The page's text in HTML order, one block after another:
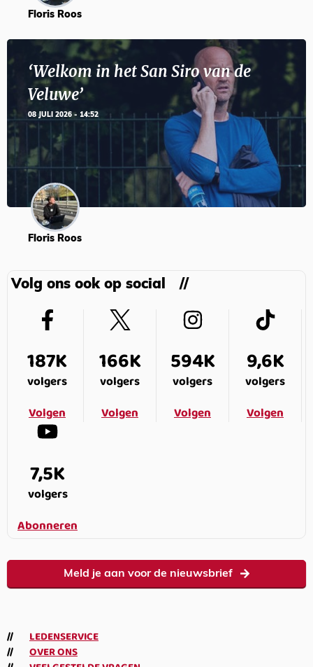
Floris Roos
‘Welkom in het San Siro van de
Veluwe’
08 JULI 2026 - 14:52
Floris Roos
Volg ons ook op social
187K
volgers
Volgen
166K
volgers
Volgen
594K
volgers
Volgen
9,6K
volgers
Volgen
7,5K
volgers
Abonneren
Meld je aan voor de nieuwsbrief
LEDENSERVICE
OVER ONS